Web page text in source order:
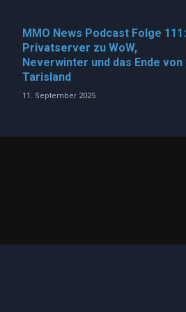
MMO News Podcast Folge 111:
Privatserver zu WoW,
Neverwinter und das Ende von
Tarisland
11. September 2025